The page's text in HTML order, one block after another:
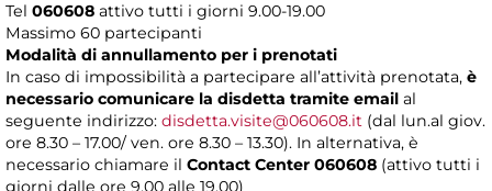
Tel 060608 attivo tutti i giorni 9.00-19.00
Massimo 60 partecipanti
Modalità di annullamento per i prenotati
In caso di impossibilità a partecipare all’attività prenotata, è
necessario comunicare la disdetta tramite email al
seguente indirizzo: disdetta.visite@060608.it (dal lun.al giov.
ore 8.30 – 17.00/ ven. ore 8.30 – 13.30). In alternativa, è
necessario chiamare il Contact Center 060608 (attivo tutti i
giorni dalle ore 9.00 alle 19.00)